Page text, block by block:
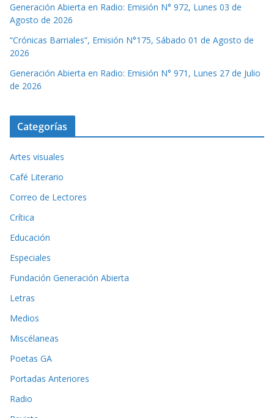
Generación Abierta en Radio: Emisión N° 972, Lunes 03 de
Agosto de 2026
“Crónicas Barriales”, Emisión N°175, Sábado 01 de Agosto de
2026
Generación Abierta en Radio: Emisión N° 971, Lunes 27 de Julio
de 2026
Categorías
Artes visuales
Café Literario
Correo de Lectores
Crítica
Educación
Especiales
Fundación Generación Abierta
Letras
Medios
Miscélaneas
Poetas GA
Portadas Anteriores
Radio